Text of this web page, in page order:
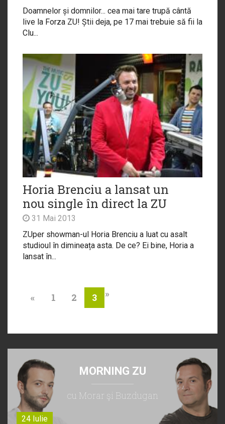
Doamnelor și domnilor... cea mai tare trupă cântă
live la Forza ZU! Știi deja, pe 17 mai trebuie să fii la
Clu...
Horia Brenciu a lansat un
nou single în direct la ZU
31 Mai 2013
ZUper showman-ul Horia Brenciu a luat cu asalt
studioul în dimineața asta. De ce? Ei bine, Horia a
lansat în...
« 1 2 3 »
MORNING ZU
cu Morar şi Buzdugan
24 Iulie